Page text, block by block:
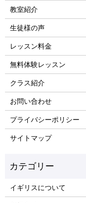
教室紹介
生徒様の声
レッスン料金
無料体験レッスン
クラス紹介
お問い合わせ
プライバシーポリシー
サイトマップ
イギリスについて